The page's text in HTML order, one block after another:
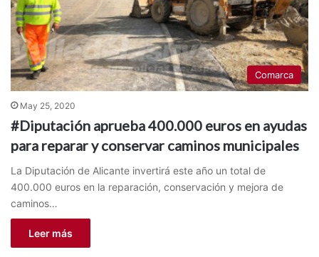
Comarca
May 25, 2020
#Diputación aprueba 400.000 euros en ayudas
para reparar y conservar caminos municipales
La Diputación de Alicante invertirá este año un total de
400.000 euros en la reparación, conservación y mejora de
caminos…
Leer más